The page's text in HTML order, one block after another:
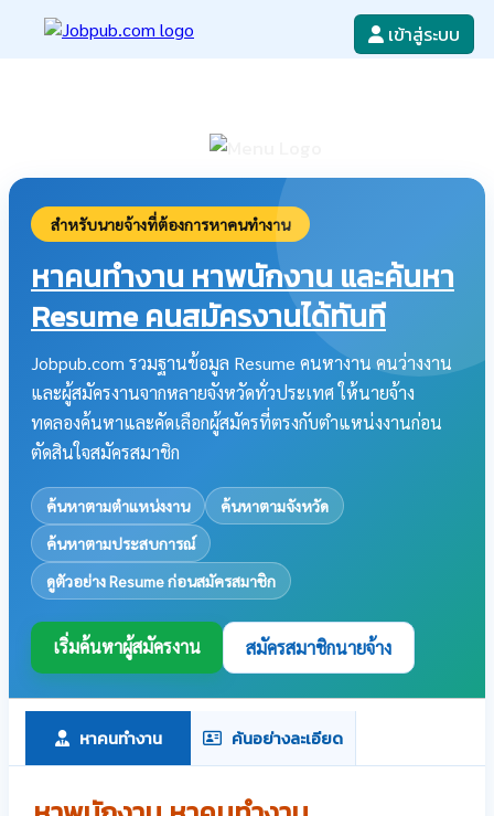
เข้าสู่ระบบ
สำหรับนายจ้างที่ต้องการหาคนทำงาน
หาคนทำงาน หาพนักงาน และค้นหา
Resume คนสมัครงานได้ทันที
Jobpub.com รวมฐานข้อมูล Resume คนหางาน คนว่างงาน
และผู้สมัครงานจากหลายจังหวัดทั่วประเทศ ให้นายจ้าง
ทดลองค้นหาและคัดเลือกผู้สมัครที่ตรงกับตำแหน่งงานก่อน
ตัดสินใจสมัครสมาชิก
ค้นหาตามตำแหน่งงาน
ค้นหาตามจังหวัด
ค้นหาตามประสบการณ์
ดูตัวอย่าง Resume ก่อนสมัครสมาชิก
เริ่มค้นหาผู้สมัครงาน สมัครสมาชิกนายจ้าง
หาคนทำงาน ค้นอย่างละเอียด